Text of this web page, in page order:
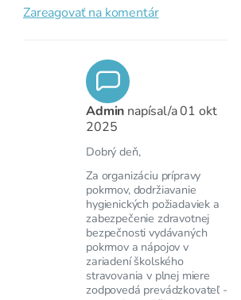
Zareagovať na komentár
Admin napísal/a01 okt
2025
Dobrý deň,
Za organizáciu prípravy
pokrmov, dodržiavanie
hygienických požiadaviek a
zabezpečenie zdravotnej
bezpečnosti vydávaných
pokrmov a nápojov v
zariadení školského
stravovania v plnej miere
zodpovedá prevádzkovateľ -